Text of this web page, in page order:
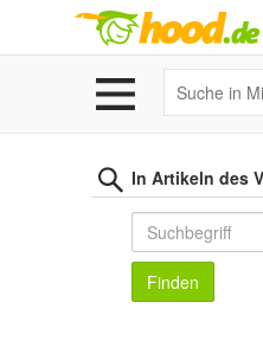
In Artikeln des
Finden